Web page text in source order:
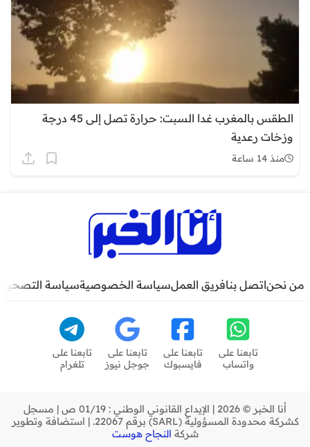
الطقس بالمغرب غدا السبت: حرارة تصل إلى 45 درجة
وزخات رعدية
منذ 14 ساعة
من نحناتصل بنافريق العملسياسة الخصوصيةسياسة التصحيح
تابعنا على
واتساب
تابعنا على
فايسبوك
تابعنا على
جوجل نيوز
تابعنا على
تلغرام
أنا الخبر © 2026 | الإيداع القانوني الوطني : 01/19 ص | مسجل
كشركة محدودة المسؤولية (SARL) برقم 22067. | استضافة وتطوير
شركة النجاح هوست